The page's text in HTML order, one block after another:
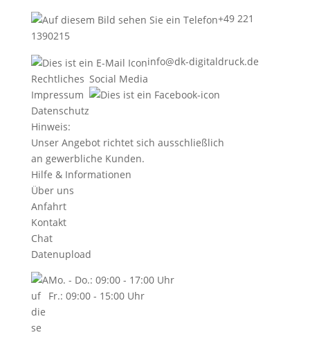
+49 221
1390215
info@dk-digitaldruck.de
Rechtliches
Impressum
Datenschutz
Social Media
Hinweis:
Unser Angebot richtet sich ausschließlich
an gewerbliche Kunden.
Hilfe & Informationen
Über uns
Anfahrt
Kontakt
Chat
Datenupload
Mo. - Do.: 09:00 - 17:00 Uhr
Fr.: 09:00 - 15:00 Uhr